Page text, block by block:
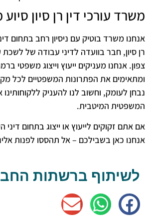
משרד עורכי דין רן סיון
אנחנו משרד בוטיק עם ניסיון רחב בתחום
רן סיון, חבר בוועדה לדיני עבודה של לשכת
צפון. אנחנו מעניקים ייעוץ וייצוג משפטי
ומתאימים את הפתרונות המשפטיים לכל
נבחן לעומק, וחשוב לנו להעניק
המשפטית המיטבית.
אם אתם זקוקים לייעוץ או ייצוג בתחום
אנחנו כאן בשבילכם – אל תהססו לפנות
לשיתוף ברשתות